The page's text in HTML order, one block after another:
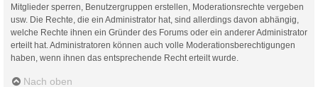
Mitglieder sperren, Benutzergruppen erstellen, Moderationsrechte vergeben
usw. Die Rechte, die ein Administrator hat, sind allerdings davon abhängig,
welche Rechte ihnen ein Gründer des Forums oder ein anderer Administrator
erteilt hat. Administratoren können auch volle Moderationsberechtigungen
haben, wenn ihnen das entsprechende Recht erteilt wurde.
Nach oben